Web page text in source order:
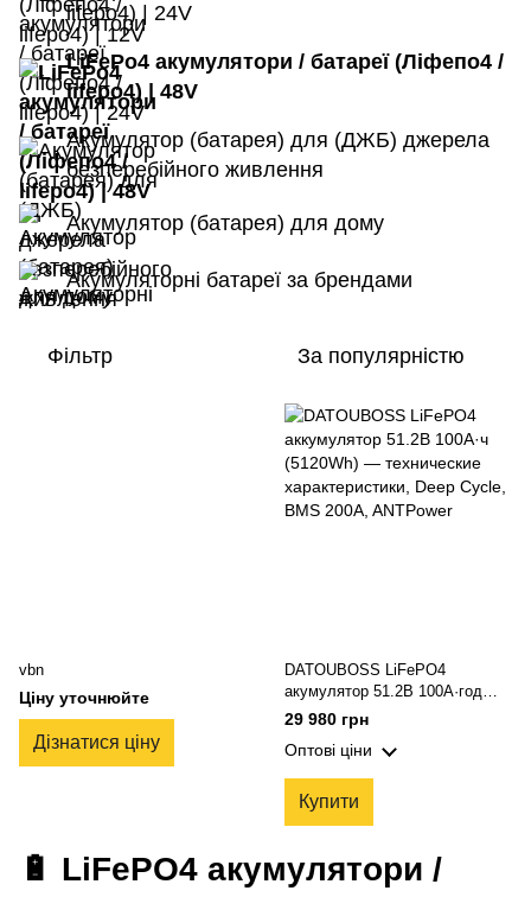
lifepo4) | 24V
LiFePo4 акумулятори / батареї (Ліфепо4 /
lifepo4) | 48V
Акумулятор (батарея) для (ДЖБ) джерела
безперебійного живлення
Акумулятор (батарея) для дому
Акумуляторні батареї за брендами
Фільтр За популярністю
vbn
Ціну уточнюйте
Дізнатися ціну
DATOUBOSS LiFePO4
акумулятор 51.2В 100А·год
(5120Wh) — Deep Cycle, з 200A
BMS, для автодому/DIY,
сонячних та автономних
систем
29 980 грн
Оптові ціни
Купити
🔋 LiFePO4 акумулятори /